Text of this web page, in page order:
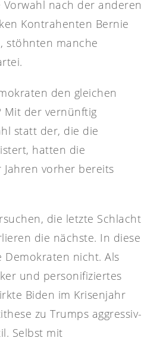
nach der anderen
Kontrahenten Bernie
stöhnten manche
den gleichen
Mit der vernünftig
statt der, die die
hatten die
vorher bereits
die letzte Schlacht
die nächste. In diese
Demokraten nicht. Als
und personifiziertes
Biden im Krisenjahr
zu Trumps aggressiv-
Selbst mit